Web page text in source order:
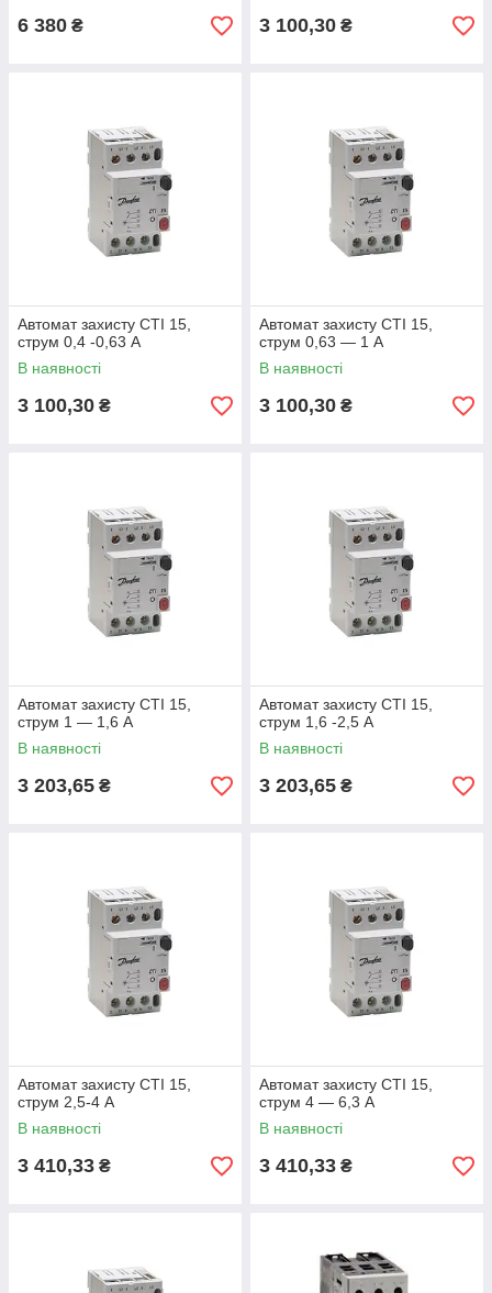
6 380 ₴ 3 100,30 ₴
Автомат захисту CTI 15,
струм 0,4 -0,63 А
В наявності
3 100,30 ₴
Автомат захисту CTI 15,
струм 0,63 — 1 А
В наявності
3 100,30 ₴
Автомат захисту CTI 15,
струм 1 — 1,6 А
В наявності
3 203,65 ₴
Автомат захисту CTI 15,
струм 1,6 -2,5 А
В наявності
3 203,65 ₴
Автомат захисту CTI 15,
струм 2,5-4 А
В наявності
3 410,33 ₴
Автомат захисту CTI 15,
струм 4 — 6,3 А
В наявності
3 410,33 ₴